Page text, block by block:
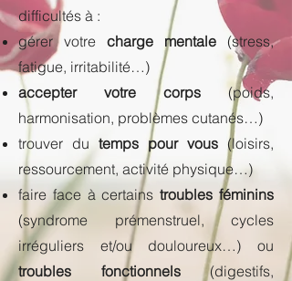
difficultés à :
gérer votre charge mentale (stress,
fatigue, irritabilité…)
accepter votre corps (poids,
harmonisation, problèmes cutanés…)
trouver du temps pour vous (loisirs,
ressourcement, activité physique…)
faire face à certainstroubles féminins
(syndrome prémenstruel, cycles
irréguliers et/ou douloureux…) ou
troubles
fonctionnels(digestifs,